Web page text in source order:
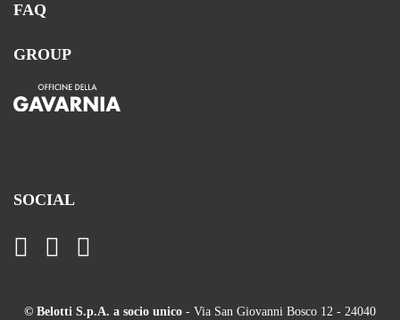
FAQ
GROUP
SOCIAL
© Belotti S.p.A. a socio unico - Via San Giovanni Bosco 12 - 24040